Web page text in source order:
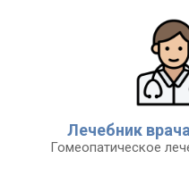
Лечебник
Гомеопатическое